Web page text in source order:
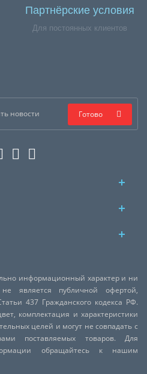
Партнёрские условия
Для постоянных клиентов
Готово
информационный характер и ни
является публичной офертой,
437 Гражданского кодекса РФ.
комплектация и характеристики
целей и могут не совпадать с
поставляемых товаров. Для
обращайтесь к нашим